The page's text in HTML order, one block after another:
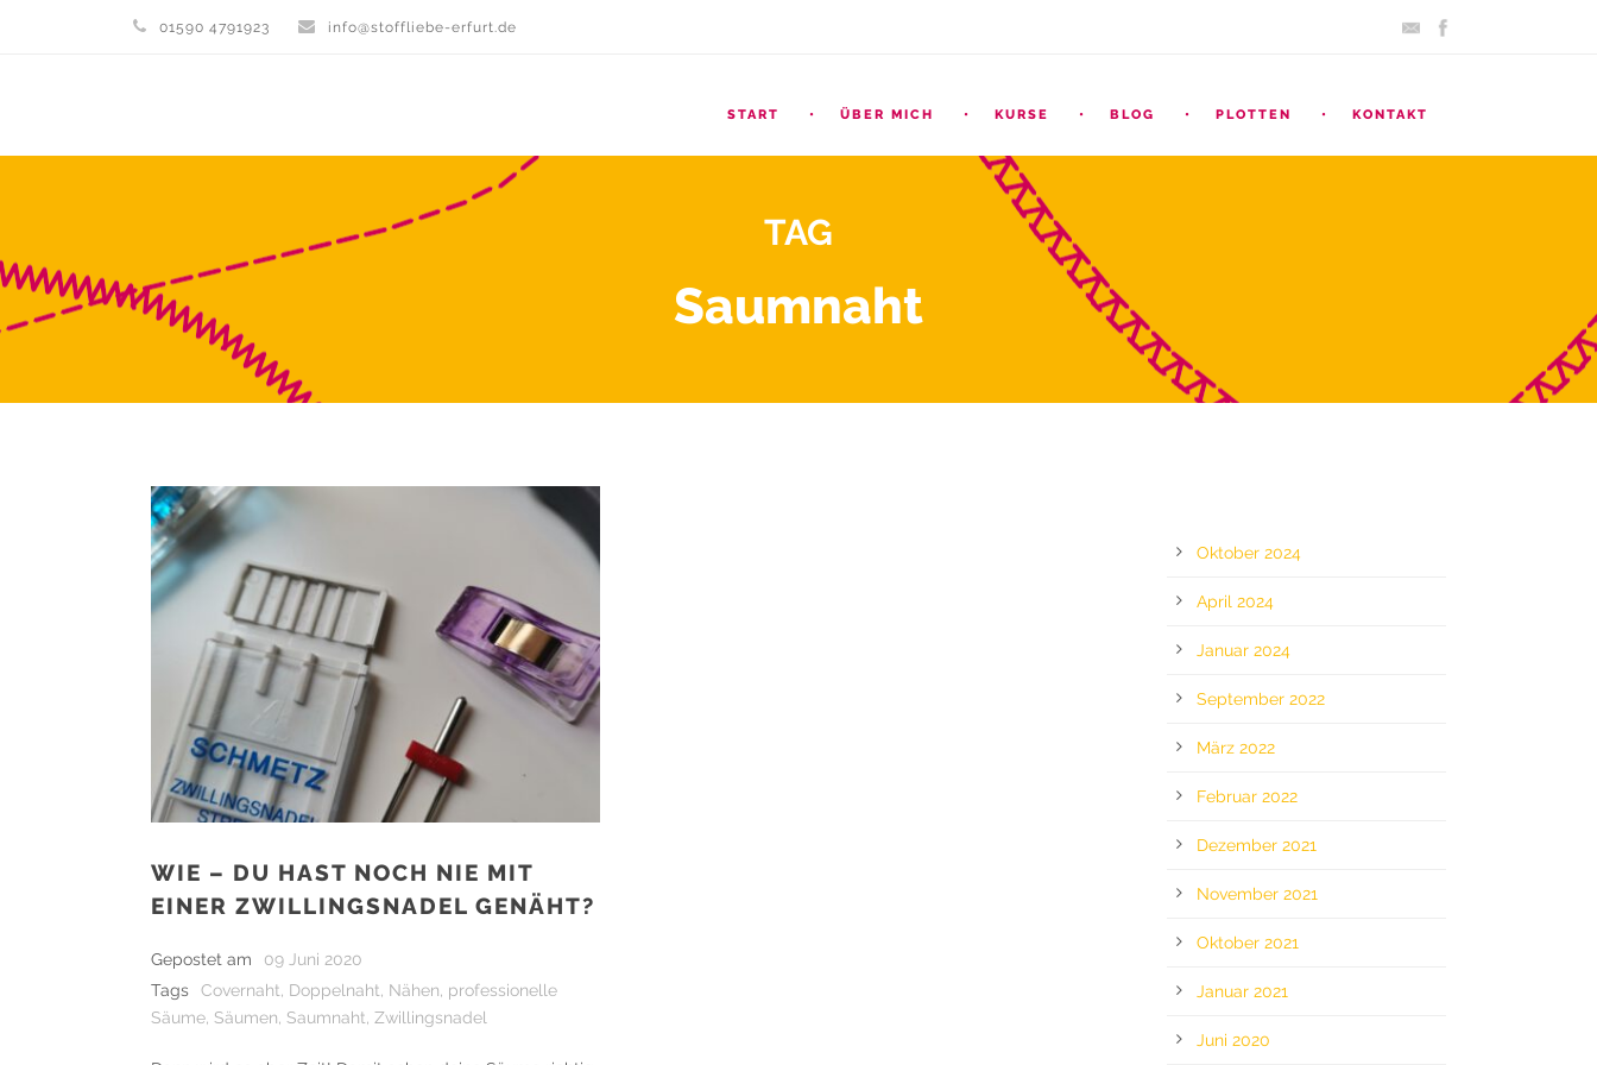
01590 4791923 info@stoffliebe-erfurt.de
START ÜBER MICH KURSE BLOG PLOTTEN KONTAKT
TAG
Saumnaht
WIE – DU HAST NOCH NIE MIT
EINER ZWILLINGSNADEL GENÄHT?
Gepostet am
09 Juni 2020
Tags
Covernaht, Doppelnaht, Nähen, professionelle
Säume, Säumen, Saumnaht, Zwillingsnadel
Oktober 2024
April 2024
Januar 2024
September 2022
März 2022
Februar 2022
Dezember 2021
November 2021
Oktober 2021
Januar 2021
Juni 2020